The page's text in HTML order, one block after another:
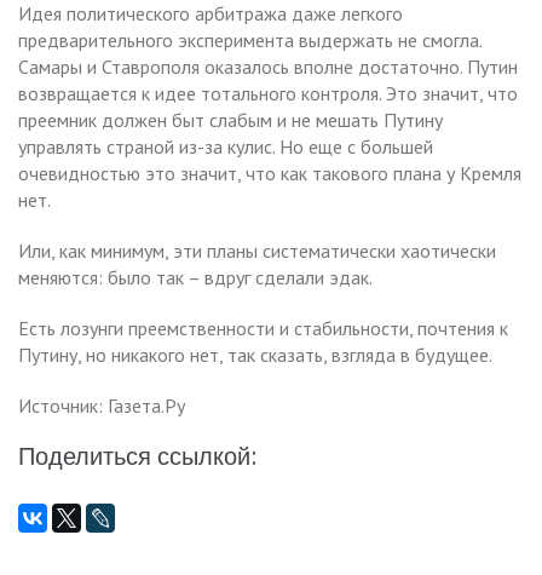
Идея политического арбитража даже легкого
предварительного эксперимента выдержать не смогла.
Самары и Ставрополя оказалось вполне достаточно. Путин
возвращается к идее тотального контроля. Это значит, что
преемник должен быт слабым и не мешать Путину
управлять страной из-за кулис. Но еще с большей
очевидностью это значит, что как такового плана у Кремля
нет.
Или, как минимум, эти планы систематически хаотически
меняются: было так – вдруг сделали эдак.
Есть лозунги преемственности и стабильности, почтения к
Путину, но никакого нет, так сказать, взгляда в будущее.
Источник: Газета.Ру
Поделиться ссылкой: